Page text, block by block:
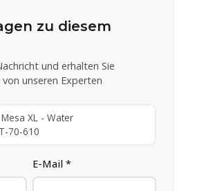
zu diesem
und erhalten Sie
unseren Experten
Mesa XL - Water
70-610
E-Mail *